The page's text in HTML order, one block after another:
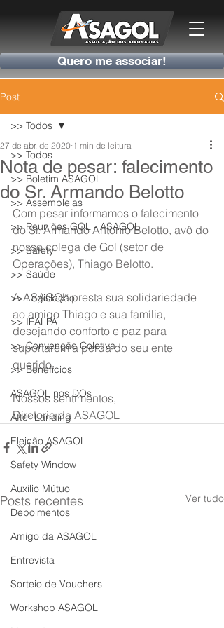
Quero me associar!
Post
>> Todos
>> Boletim ASAGOL
>> Assembleias
>> Reuniões GOL - ASAGOL
>> Safety
>> Saúde
>> Legislação
>> IFALPA
>> Convenção Coletiva
>> Benefícios
ASAGOL nos DOs
After Landing
Eleição ASAGOL
Safety Window
Auxílio Mútuo
Depoimentos
Amigo da ASAGOL
Entrevista
Sorteio de Vouchers
Workshop ASAGOL
>> Todos
Nota de pesar: falecimento
do Sr. Armando Belotto
27 de abr. de 2020 1 min de leitura
Com pesar informamos o falecimento
do Sr. Armando Antonio Belotto, avô do
nosso colega de Gol (setor de
Operações), Thiago Belotto.
A ASAGOL presta sua solidariedade
ao amigo Thiago e sua família,
desejando conforto e paz para
suportarem a perda do seu ente
querido.
Nossos sentimentos,
Diretoria da ASAGOL
Posts recentes Ver tudo